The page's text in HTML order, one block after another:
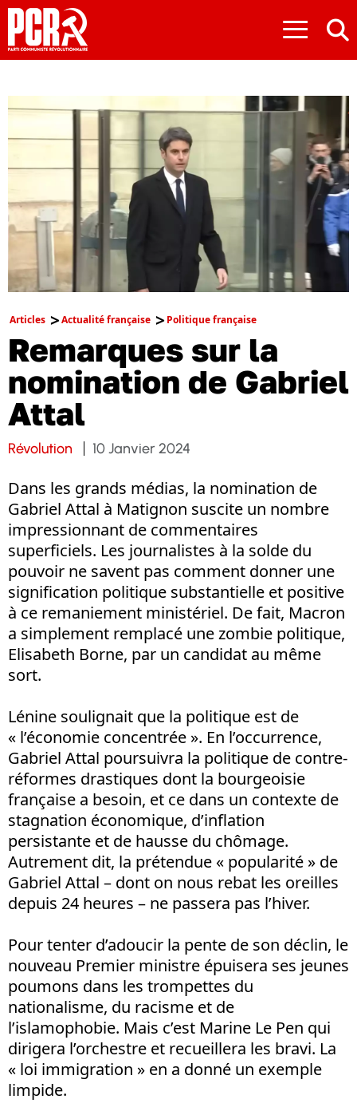
≡
Articles Actualité française Politique française
Remarques sur la
nomination de Gabriel
Attal
Révolution 10 Janvier 2024
Dans les grands médias, la nomination de
Gabriel Attal à Matignon suscite un nombre
impressionnant de commentaires
superficiels. Les journalistes à la solde du
pouvoir ne savent pas comment donner une
signification politique substantielle et positive
à ce remaniement ministériel. De fait, Macron
a simplement remplacé une zombie politique,
Elisabeth Borne, par un candidat au même
sort.
Lénine soulignait que la politique est de
« l’économie concentrée ». En l’occurrence,
Gabriel Attal poursuivra la politique de contre-
réformes drastiques dont la bourgeoisie
française a besoin, et ce dans un contexte de
stagnation économique, d’inflation
persistante et de hausse du chômage.
Autrement dit, la prétendue « popularité » de
Gabriel Attal – dont on nous rebat les oreilles
depuis 24 heures – ne passera pas l’hiver.
Pour tenter d’adoucir la pente de son déclin, le
nouveau Premier ministre épuisera ses jeunes
poumons dans les trompettes du
nationalisme, du racisme et de
l’islamophobie. Mais c’est Marine Le Pen qui
dirigera l’orchestre et recueillera les bravi. La
« loi immigration » en a donné un exemple
limpide.